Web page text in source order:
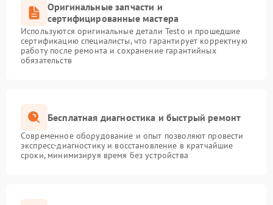
Оригинальные запчасти и
сертифицированные мастера
Используются оригинальные детали Testo и прошедшие
сертификацию специалисты, что гарантирует корректную
работу после ремонта и сохранение гарантийных
обязательств
Бесплатная диагностика и быстрый ремонт
Современное оборудование и опыт позволяют провести
экспресс-диагностику и восстановление в кратчайшие
сроки, минимизируя время без устройства